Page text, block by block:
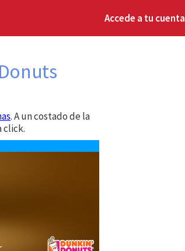
Accede a tu cuenta
. A un costado de la
click.